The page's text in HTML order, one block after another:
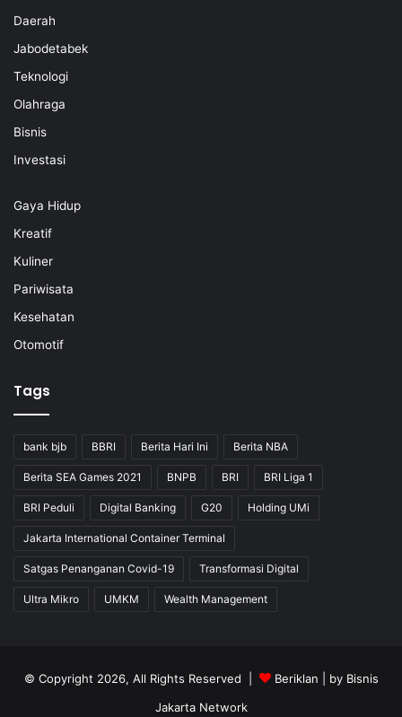
Daerah
Jabodetabek
Teknologi
Olahraga
Bisnis
Investasi
Gaya Hidup
Kreatif
Kuliner
Pariwisata
Kesehatan
Otomotif
Tags
bank bjb BBRI Berita Hari Ini Berita NBA
Berita SEA Games 2021 BNPB BRI BRI Liga 1
BRI Peduli Digital Banking G20 Holding UMi
Jakarta International Container Terminal
Satgas Penanganan Covid-19 Transformasi Digital
Ultra Mikro UMKM Wealth Management
© Copyright 2026, All Rights Reserved | Beriklan | by Bisnis
Jakarta Network